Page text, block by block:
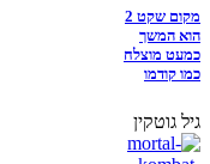
מקום שקט 2
הוא המשך
כמעט מוצלח
כמו קודמו
גיל גוטקין